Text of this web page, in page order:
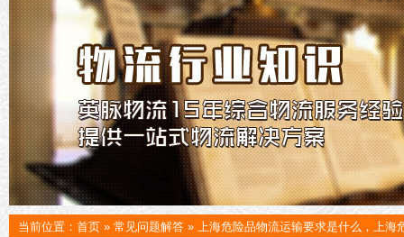
当前位置： 首页 » 常见问题解答 » 上海危险品物流运输要求是什么，上海